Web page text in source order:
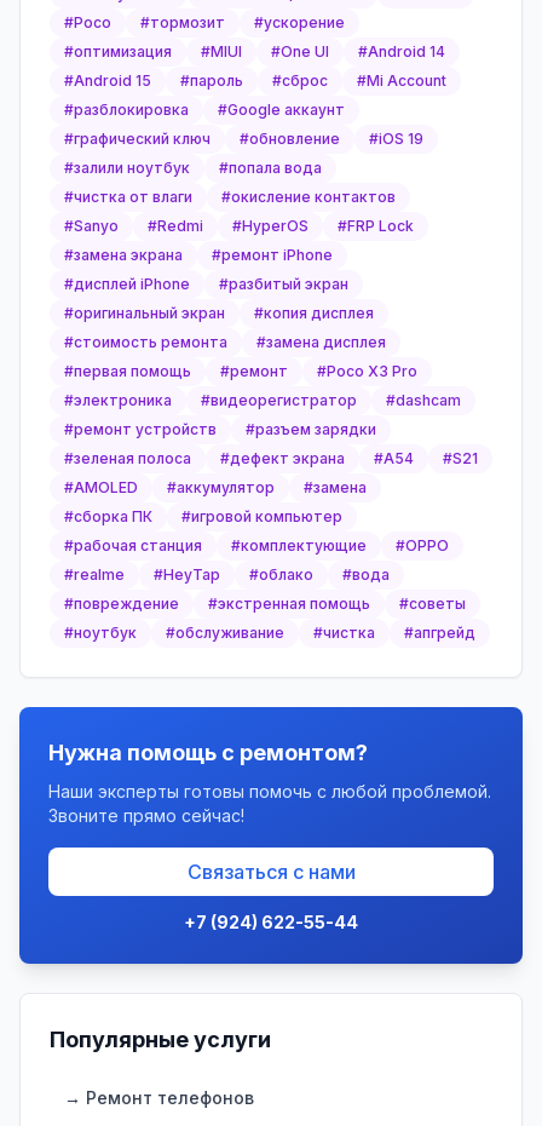
#Poco #тормозит #ускорение
#оптимизация #MIUI #One UI #Android 14
#Android 15 #пароль #сброс #Mi Account
#разблокировка #Google аккаунт
#графический ключ #обновление #iOS 19
#залили ноутбук #попала вода
#чистка от влаги #окисление контактов
#Sanyo #Redmi #HyperOS #FRP Lock
#замена экрана #ремонт iPhone
#дисплей iPhone #разбитый экран
#оригинальный экран #копия дисплея
#стоимость ремонта #замена дисплея
#первая помощь #ремонт #Poco X3 Pro
#электроника #видеорегистратор #dashcam
#ремонт устройств #разъем зарядки
#зеленая полоса #дефект экрана #A54 #S21
#AMOLED #аккумулятор #замена
#сборка ПК #игровой компьютер
#рабочая станция #комплектующие #OPPO
#realme #HeyTap #облако #вода
#повреждение #экстренная помощь #советы
#ноутбук #обслуживание #чистка #апгрейд
Нужна помощь с ремонтом?
Наши эксперты готовы помочь с любой проблемой.
Звоните прямо сейчас!
Связаться с нами
+7 (924) 622-55-44
Популярные услуги
→ Ремонт телефонов